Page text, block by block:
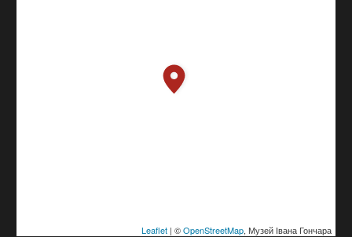
Leaflet| ©OpenStreetMap, Музей Івана Гончара